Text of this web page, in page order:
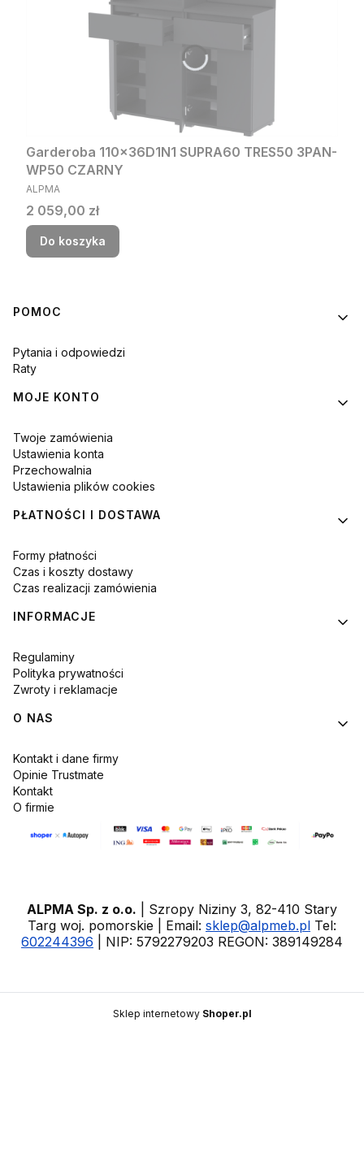
Garderoba 110x36D1N1 SUPRA60 TRES50 3PAN-
WP50 CZARNY
PRODUCENT
ALPMA
Cena
2 059,00 zł
Do koszyka
Linki w stopce
POMOC
Pytania i odpowiedzi
Raty
MOJE KONTO
Twoje zamówienia
Ustawienia konta
Przechowalnia
Ustawienia plików cookies
PŁATNOŚCI I DOSTAWA
Formy płatności
Czas i koszty dostawy
Czas realizacji zamówienia
INFORMACJE
Regulaminy
Polityka prywatności
Zwroty i reklamacje
O NAS
Kontakt i dane firmy
Opinie Trustmate
Kontakt
O firmie
ALPMA Sp. z o.o. | Szropy Niziny 3, 82-410 Stary
Targ woj. pomorskie | Email: sklep@alpmeb.pl Tel:
602244396 | NIP: 5792279203 REGON: 389149284
Sklep internetowy Shoper.pl